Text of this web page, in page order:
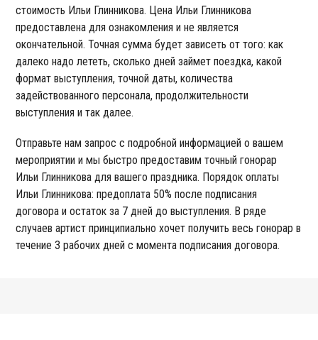
стоимость Ильи Глинникова. Цена Ильи Глинникова
предоставлена для ознакомления и не является
окончательной. Точная сумма будет зависеть от того: как
далеко надо лететь, сколько дней займет поездка, какой
формат выступления, точной даты, количества
задействованного персонала, продолжительности
выступления и так далее.
Отправьте нам запрос с подробной информацией о вашем
мероприятии и мы быстро предоставим точный гонорар
Ильи Глинникова для вашего праздника. Порядок оплаты
Ильи Глинникова: предоплата 50% после подписания
договора и остаток за 7 дней до выступления. В ряде
случаев артист принципиально хочет получить весь гонорар в
течение 3 рабочих дней с момента подписания договора.